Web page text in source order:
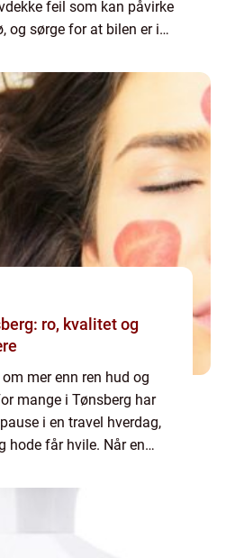
feil som kan påvirke
og sørge for at bilen er i
ro, kvalitet og
mer enn ren hud og
mange i Tønsberg har
i en travel hverdag,
hode får hvile. Når en
av